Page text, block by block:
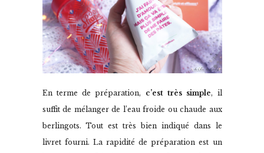
En terme de préparation, c’est très simple, il
suffit de mélanger de l’eau froide ou chaude aux
berlingots. Tout est très bien indiqué dans le
livret fourni. La rapidité de préparation est un